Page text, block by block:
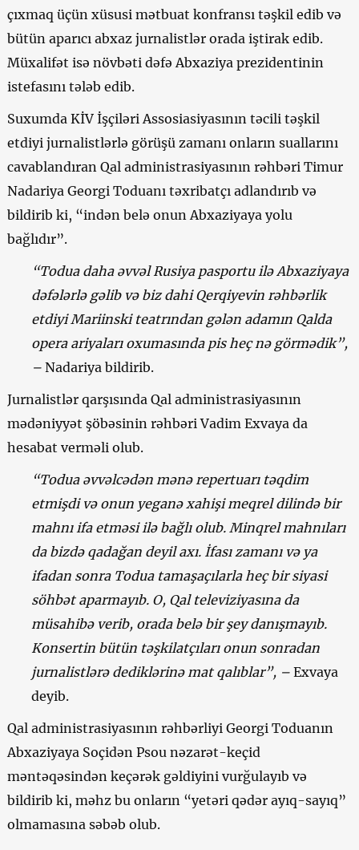
çıxmaq üçün xüsusi mətbuat konfransı təşkil edib və
bütün aparıcı abxaz jurnalistlər orada iştirak edib.
Müxalifət isə növbəti dəfə Abxaziya prezidentinin
istefasını tələb edib.
Suxumda KİV İşçiləri Assosiasiyasının təcili təşkil
etdiyi jurnalistlərlə görüşü zamanı onların suallarını
cavablandıran Qal administrasiyasının rəhbəri Timur
Nadariya Georgi Toduanı təxribatçı adlandırıb və
bildirib ki, “indən belə onun Abxaziyaya yolu
bağlıdır”.
“Todua daha əvvəl Rusiya pasportu ilə Abxaziyaya
dəfələrlə gəlib və biz dahi Qerqiyevin rəhbərlik
etdiyi Mariinski teatrından gələn adamın Qalda
opera ariyaları oxumasında pis heç nə görmədik”,
– Nadariya bildirib.
Jurnalistlər qarşısında Qal administrasiyasının
mədəniyyət şöbəsinin rəhbəri Vadim Exvaya da
hesabat verməli olub.
“Todua əvvəlcədən mənə repertuarı təqdim
etmişdi və onun yeganə xahişi meqrel dilində bir
mahnı ifa etməsi ilə bağlı olub. Minqrel mahnıları
da bizdə qadağan deyil axı. İfası zamanı və ya
ifadan sonra Todua tamaşaçılarla heç bir siyasi
söhbət aparmayıb. O, Qal televiziyasına da
müsahibə verib, orada belə bir şey danışmayıb.
Konsertin bütün təşkilatçıları onun sonradan
jurnalistlərə dediklərinə mat qalıblar”, – Exvaya
deyib.
Qal administrasiyasının rəhbərliyi Georgi Toduanın
Abxaziyaya Soçidən Psou nəzarət-keçid
məntəqəsindən keçərək gəldiyini vurğulayıb və
bildirib ki, məhz bu onların “yetəri qədər ayıq-sayıq”
olmamasına səbəb olub.